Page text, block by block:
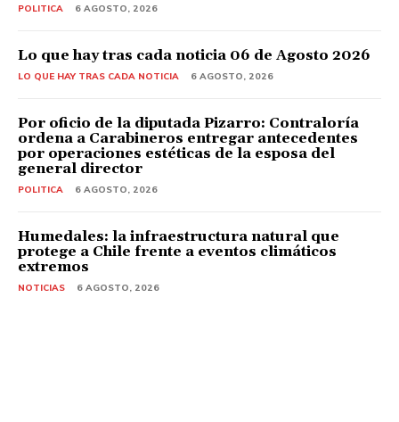
POLITICA 6 AGOSTO, 2026
Lo que hay tras cada noticia 06 de Agosto 2026
LO QUE HAY TRAS CADA NOTICIA 6 AGOSTO, 2026
Por oficio de la diputada Pizarro: Contraloría
ordena a Carabineros entregar antecedentes
por operaciones estéticas de la esposa del
general director
POLITICA 6 AGOSTO, 2026
Humedales: la infraestructura natural que
protege a Chile frente a eventos climáticos
extremos
NOTICIAS 6 AGOSTO, 2026